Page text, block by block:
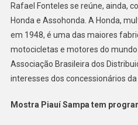
Rafael Fonteles se reúne, ainda,
Honda e Assohonda. A Honda,
em 1948, é uma das maiores
motocicletas e motores do
Associação Brasileira dos
interesses dos concessionários
Mostra Piauí Sampa tem